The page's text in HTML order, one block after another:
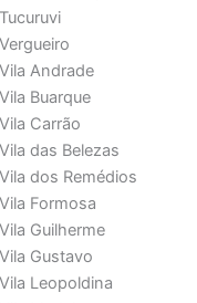
Andrade
Buarque
Carrão
das Belezas
dos Remédios
Formosa
Guilherme
Gustavo
Leopoldina